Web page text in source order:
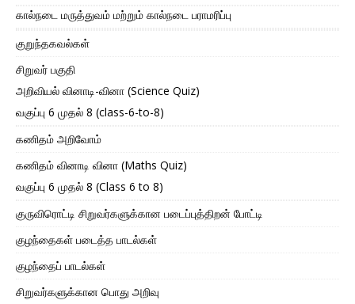
கால்நடை மருத்துவம் மற்றும் கால்நடை பராமரிப்பு
குறுந்தகவல்கள்
சிறுவர் பகுதி
அறிவியல் வினாடி-வினா (Science Quiz)
வகுப்பு 6 முதல் 8 (class-6-to-8)
கணிதம் அறிவோம்
கணிதம் வினாடி வினா (Maths Quiz)
வகுப்பு 6 முதல் 8 (Class 6 to 8)
குருவிரொட்டி சிறுவர்களுக்கான படைப்புத்திறன் போட்டி
குழந்தைகள் படைத்த பாடல்கள்
குழந்தைப் பாடல்கள்
சிறுவர்களுக்கான பொது அறிவு